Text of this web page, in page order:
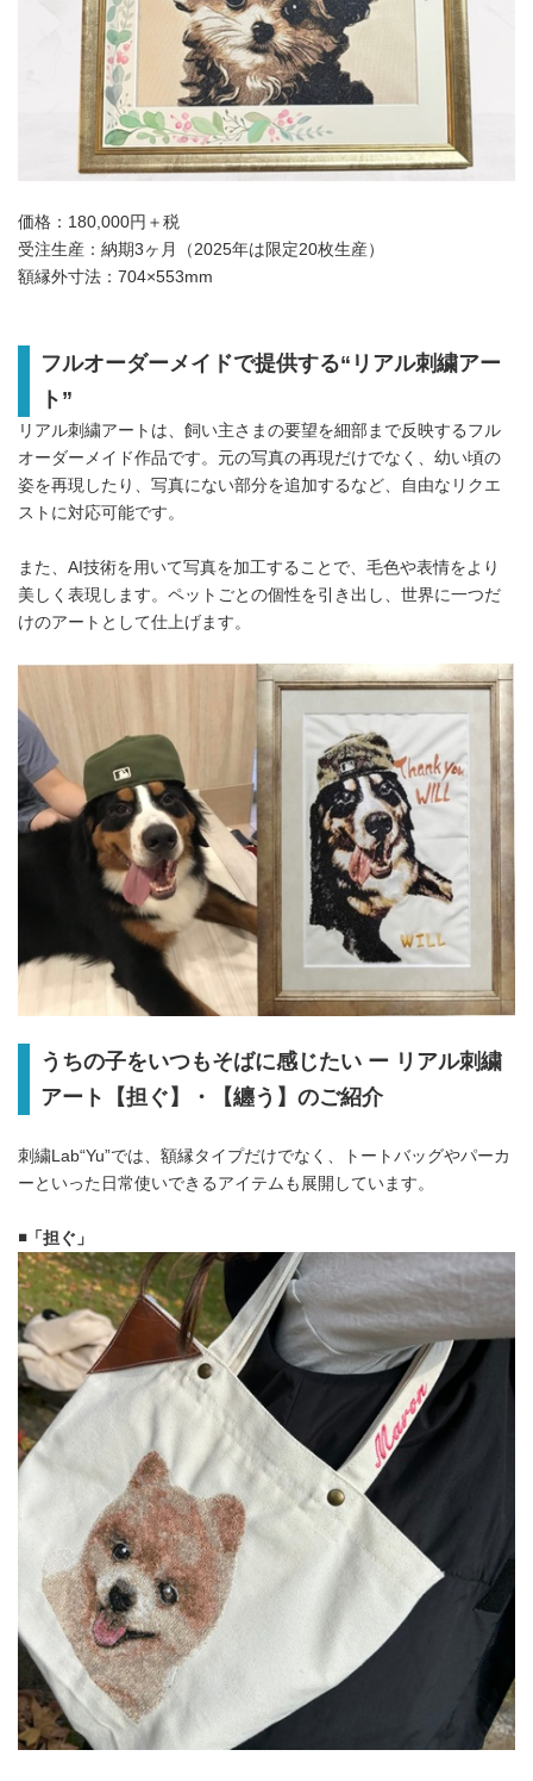
価格：180,000円＋税
受注生産：納期3ヶ月（2025年は限定20枚生産）
額縁外寸法：704×553mm
フルオーダーメイドで提供する“リアル刺繍アー
ト”
リアル刺繍アートは、飼い主さまの要望を細部まで反映するフル
オーダーメイド作品です。元の写真の再現だけでなく、幼い頃の
姿を再現したり、写真にない部分を追加するなど、自由なリクエ
ストに対応可能です。
また、AI技術を用いて写真を加工することで、毛色や表情をより
美しく表現します。ペットごとの個性を引き出し、世界に一つだ
けのアートとして仕上げます。
うちの子をいつもそばに感じたい ー リアル刺繍
アート【担ぐ】・【纏う】のご紹介
刺繍Lab“Yu”では、額縁タイプだけでなく、トートバッグやパーカ
ーといった日常使いできるアイテムも展開しています。
◾️「担ぐ」